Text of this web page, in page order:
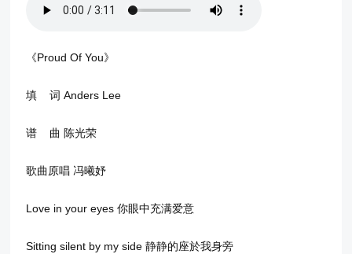
《Proud Of You》
填 词 Anders Lee
谱 曲 陈光荣
歌曲原唱 冯曦妤
Love in your eyes 你眼中充满爱意
Sitting silent by my side 静静的座於我身旁